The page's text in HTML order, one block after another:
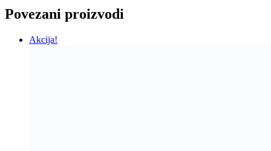
Povezani proizvodi
Akcija!